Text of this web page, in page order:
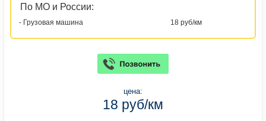
По МО и России:
- Грузовая машина 18 руб/км
цена:
18 руб/км